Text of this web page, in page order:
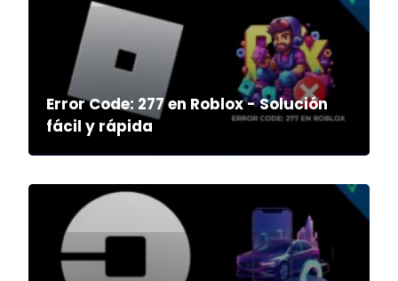
Error Code: 277 en Roblox - Solución
fácil y rápida